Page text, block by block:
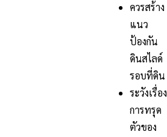
ควรสร้าง
แนว
ป้องกัน
ดินสไลด์
รอบที่ดิน
ระวังเรื่อง
การทรุด
ตัวของ